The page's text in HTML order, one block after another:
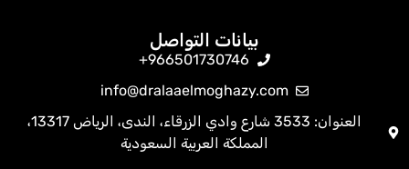
بيانات التواصل
966501730746+
info@dralaaelmoghazy.com
العنوان: 3533 شارع وادي الزرقاء، الندى، الرياض 13317،
المملكة العربية السعودية